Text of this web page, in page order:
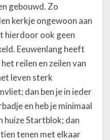
gebouwd. Zo
kerkje ongewoon aan
hierdoor ook geen
Eeuwenlang heeft
reilen en zeilen van
leven sterk
dan ben je in ieder
en heb je minimaal
huize Startblok; dan
tenen met elkaar